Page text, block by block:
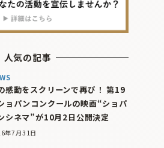
人気の記事
感動をスクリーンで再び！ 第19
ョパンコンクールの映画“ショパ
シネマ”が10月2日公開決定
年7月31日